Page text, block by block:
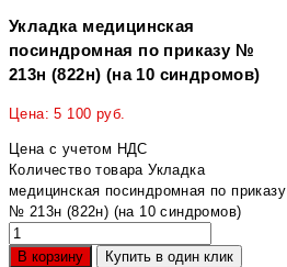
Укладка медицинская
посиндромная по приказу №
213н (822н) (на 10 синдромов)
Цена:5 100 руб.
Цена с учетом НДС
Количество товара Укладка
медицинская посиндромная по приказу
№ 213н (822н) (на 10 синдромов)
В корзину Купить в один клик